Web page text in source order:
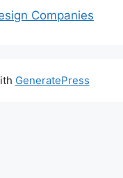
Companies
GeneratePress